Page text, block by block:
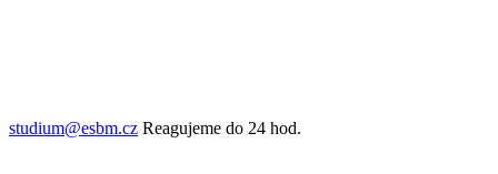
studium@esbm.cz Reagujeme do 24 hod.